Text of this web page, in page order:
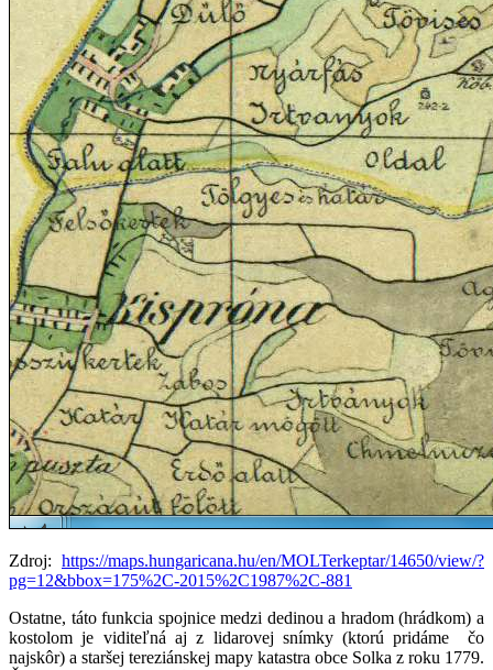
Zdroj: https://maps.hungaricana.hu/en/MOLTerkeptar/14650/view/?
pg=12&bbox=175%2C-2015%2C1987%2C-881
Ostatne, táto funkcia spojnice medzi dedinou a hradom (hrádkom) a
kostolom je viditeľná aj z lidarovej snímky (ktorú pridáme čo
najskôr) a staršej tereziánskej mapy katastra obce Solka z roku 1779.